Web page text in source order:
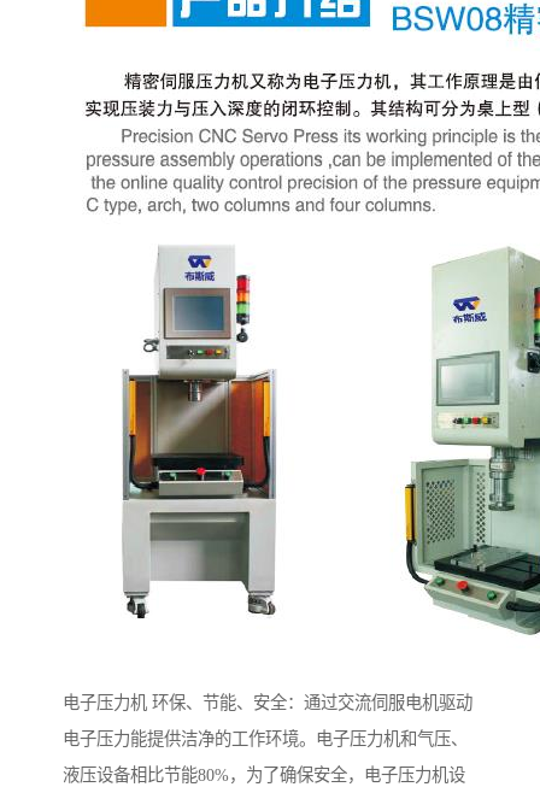
电子压力机 环保、节能、安全：通过交流伺服电机驱动
电子压力能提供洁净的工作环境。电子压力机和气压、
液压设备相比节能80%，为了确保安全，电子压力机设